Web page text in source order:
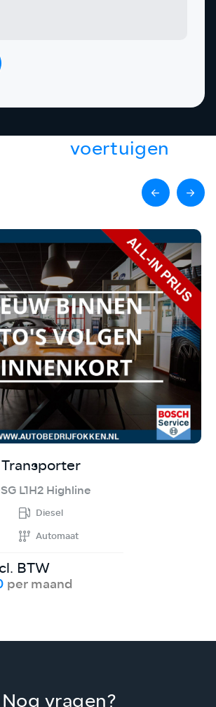
voertuigen
L1H2 Highline
Diesel
Automaat
BTW
per maand
Nog vragen?